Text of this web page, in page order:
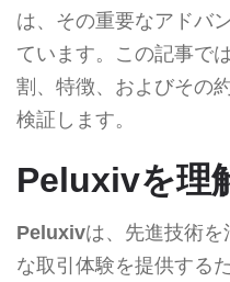
は、その重要なアドバ
ています。この記事で
割、特徴、およびその
検証します。
Peluxivを理
Peluxivは、先進技術
な取引体験を提供する